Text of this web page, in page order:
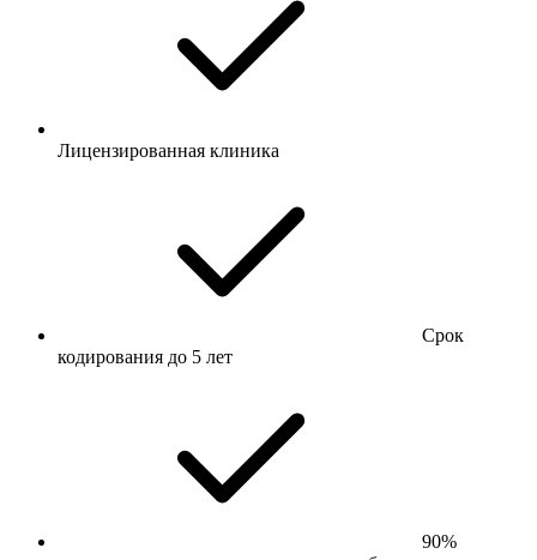
Лицензированная клиника
Срок
кодирования до 5 лет
90%